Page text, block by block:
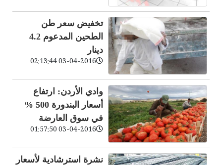
تخفيض سعر طن
الطحين المدعوم 4.2
دينار
03-04-2016 02:13:44
وادي الأردن: ارتفاع
أسعار البندورة 500 %
في سوق العارضة
03-04-2016 01:57:50
نشرة استرشادية لأسعار